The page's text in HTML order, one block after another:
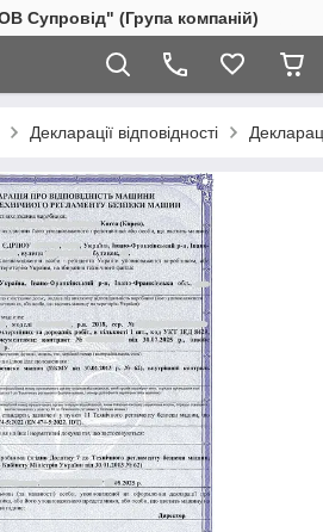
Супровід" (Група компаній)
Декларації відповідності